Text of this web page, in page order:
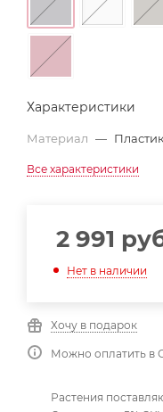
Характеристики
Материал — Пластик
Все характеристики
2 991
Нет в наличии
Хочу в подарок
Можно оплатить
Растения